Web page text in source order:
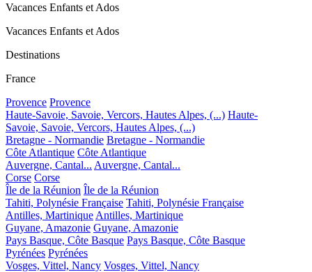
Vacances Enfants et Ados
Vacances Enfants et Ados
Destinations
France
Provence Provence
Haute-Savoie, Savoie, Vercors, Hautes Alpes, (...) Haute-
Savoie, Savoie, Vercors, Hautes Alpes, (...)
Bretagne - Normandie Bretagne - Normandie
Côte Atlantique Côte Atlantique
Auvergne, Cantal... Auvergne, Cantal...
Corse Corse
Île de la Réunion Île de la Réunion
Tahiti, Polynésie Française Tahiti, Polynésie Française
Antilles, Martinique Antilles, Martinique
Guyane, Amazonie Guyane, Amazonie
Pays Basque, Côte Basque Pays Basque, Côte Basque
Pyrénées Pyrénées
Vosges, Vittel, Nancy Vosges, Vittel, Nancy